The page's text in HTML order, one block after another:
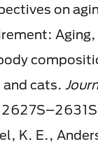
on
and cats.
K. E.,